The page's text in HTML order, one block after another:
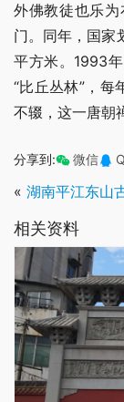
外佛教徒也乐
门。同年，国家
平方米。1993
“比丘丛林”，每
不辍，这一唐朝
分享到: 微信
« 湖南平江东山
相关资料